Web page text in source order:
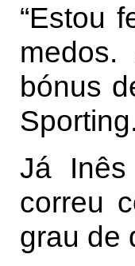
“Estou
bónus
Sporting.
Já
correu
grau de